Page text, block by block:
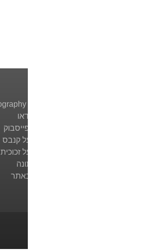
מדריכי וידאו
פיקשר בפייסבוק
הדפסה על קנבס
הדפסה על זכוכית
צילום חתונה
פירסום באתר